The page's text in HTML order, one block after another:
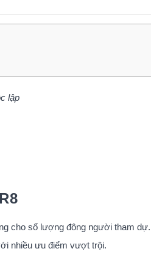
lập
cho số lượng đông người tham
nhiều ưu điểm vượt trội.